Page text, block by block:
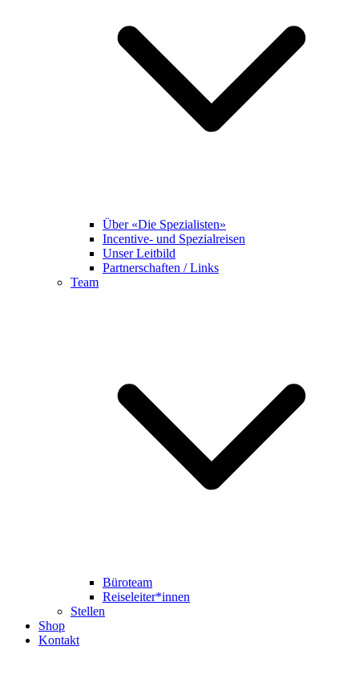
Über «Die Spezialisten»
Incentive- und Spezialreisen
Unser Leitbild
Partnerschaften / Links
Team
Büroteam
Reiseleiter*innen
Stellen
Shop
Kontakt